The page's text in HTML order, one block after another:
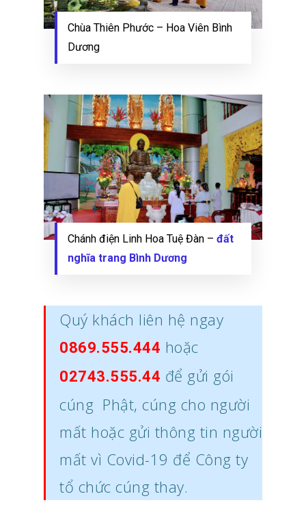
Chùa Thiên Phước – Hoa Viên Bình
Dương
Chánh điện Linh Hoa Tuệ Đàn – đất
nghĩa trang Bình Dương
Quý khách liên hệ ngay
0869.555.444 hoặc
02743.555.44 để gửi gói
cúng Phật, cúng cho người
mất hoặc gửi thông tin người
mất vì Covid-19 để Công ty
tổ chức cúng thay.